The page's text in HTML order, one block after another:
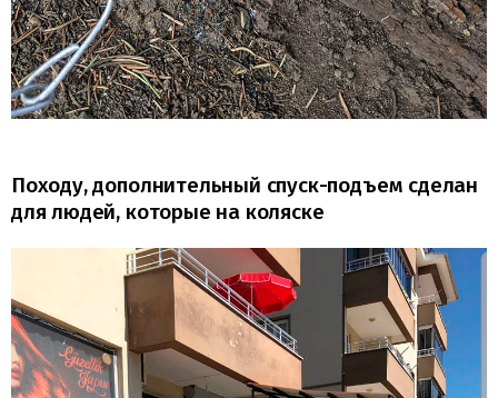
Походу, дополнительный спуск-подъем сделан
для людей, которые на коляске